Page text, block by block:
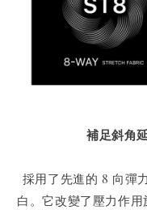
補足斜角
採用了先進的 8 向彈
白。它改變了壓力作